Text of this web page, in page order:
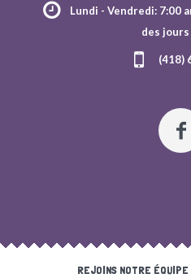
Lundi - Vendredi: 7:00
des
(418)
REJOINS NOTRE ÉQUIPE